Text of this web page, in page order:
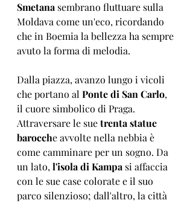
Smetana sembrano fluttuare sulla
Moldava come un'eco, ricordando
che in Boemia la bellezza ha sempre
avuto la forma di melodia.
Dalla piazza, avanzo lungo i vicoli
che portano al Ponte di San Carlo,
il cuore simbolico di Praga.
Attraversare le sue trenta statue
barocche avvolte nella nebbia è
come camminare per un sogno. Da
un lato, l'isola di Kampa si affaccia
con le sue case colorate e il suo
parco silenzioso; dall'altro, la città